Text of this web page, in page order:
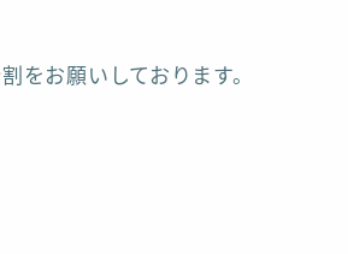
をお願いしております。